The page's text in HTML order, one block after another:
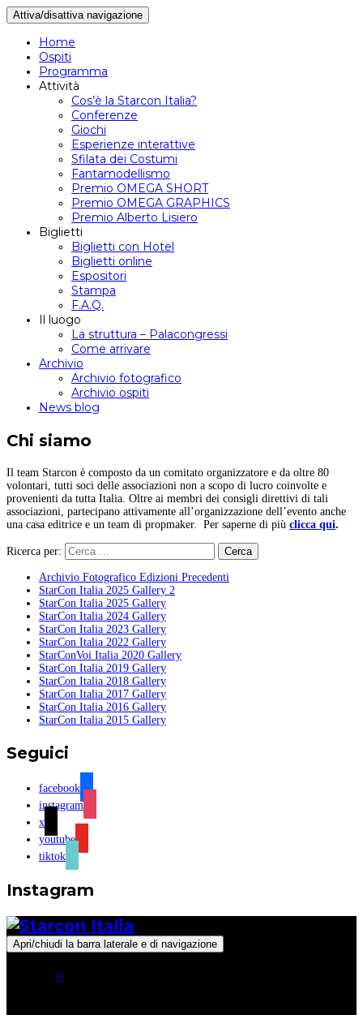
Attiva/disattiva navigazione
Home
Ospiti
Programma
Attività
Cos’è la Starcon Italia?
Conferenze
Giochi
Esperienze interattive
Sfilata dei Costumi
Fantamodellismo
Premio OMEGA SHORT
Premio OMEGA GRAPHICS
Premio Alberto Lisiero
Biglietti
Biglietti con Hotel
Biglietti online
Espositori
Stampa
F.A.Q.
Il luogo
La struttura – Palacongressi
Come arrivare
Archivio
Archivio fotografico
Archivio ospiti
News blog
Chi siamo
Il team Starcon è composto da un comitato organizzatore e da oltre 80
volontari, tutti soci delle associazioni non a scopo di lucro coinvolte e
provenienti da tutta Italia. Oltre ai membri dei consigli direttivi di tali
associazioni, partecipano attivamente all’organizzazione dell’evento anche
una casa editrice e un team di propmaker. Per saperne di più clicca qui.
Ricerca per:
Archivio Fotografico Edizioni Precedenti
StarCon Italia 2025 Gallery 2
StarCon Italia 2025 Gallery
StarCon Italia 2024 Gallery
StarCon Italia 2023 Gallery
StarCon Italia 2022 Gallery
StarConVoi Italia 2020 Gallery
StarCon Italia 2019 Gallery
StarCon Italia 2018 Gallery
StarCon Italia 2017 Gallery
StarCon Italia 2016 Gallery
StarCon Italia 2015 Gallery
Seguici
facebook
instagram
x
youtube
tiktok
Instagram
Apri/chiudi la barra laterale e di navigazione
0